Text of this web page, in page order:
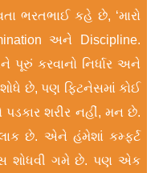
ભરતભાઈ કહે છે, ‘મારો
અને Discipline.
પૂરું કરવાનો નિર્ધાર અને
શોધે છે, પણ ફિટનેસમાં કોઈ
પડકાર શરીર નહીં, મન છે.
છે. એને હંમેશાં કમ્ફર્ટ
શોધવી ગમે છે. પણ એક